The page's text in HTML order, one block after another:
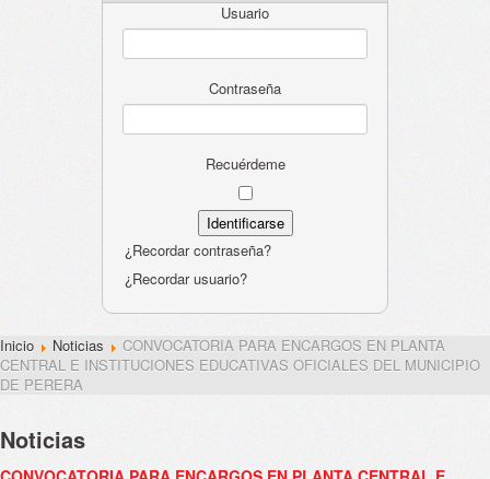
Usuario
Contraseña
Recuérdeme
¿Recordar contraseña?
¿Recordar usuario?
Inicio Noticias
CONVOCATORIA PARA ENCARGOS EN PLANTA
CENTRAL E INSTITUCIONES EDUCATIVAS OFICIALES DEL MUNICIPIO
DE PERERA
Noticias